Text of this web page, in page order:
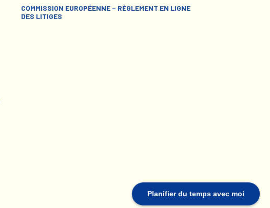
Planifier du temps avec moi
COMMISSION EUROPÉENNE – RÈGLEMENT EN LIGNE
DES LITIGES